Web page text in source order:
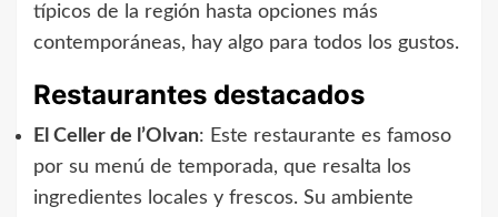
típicos de la región hasta opciones más
contemporáneas, hay algo para todos los gustos.
Restaurantes destacados
El Celler de l’Olvan: Este restaurante es famoso
por su menú de temporada, que resalta los
ingredientes locales y frescos. Su ambiente